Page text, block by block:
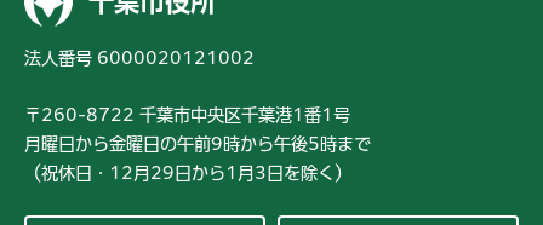
法人番号 6000020121002
〒260-8722 千葉市中央区千葉港1番1号
月曜日から金曜日の午前9時から午後5時まで
（祝休日・12月29日から1月3日を除く）